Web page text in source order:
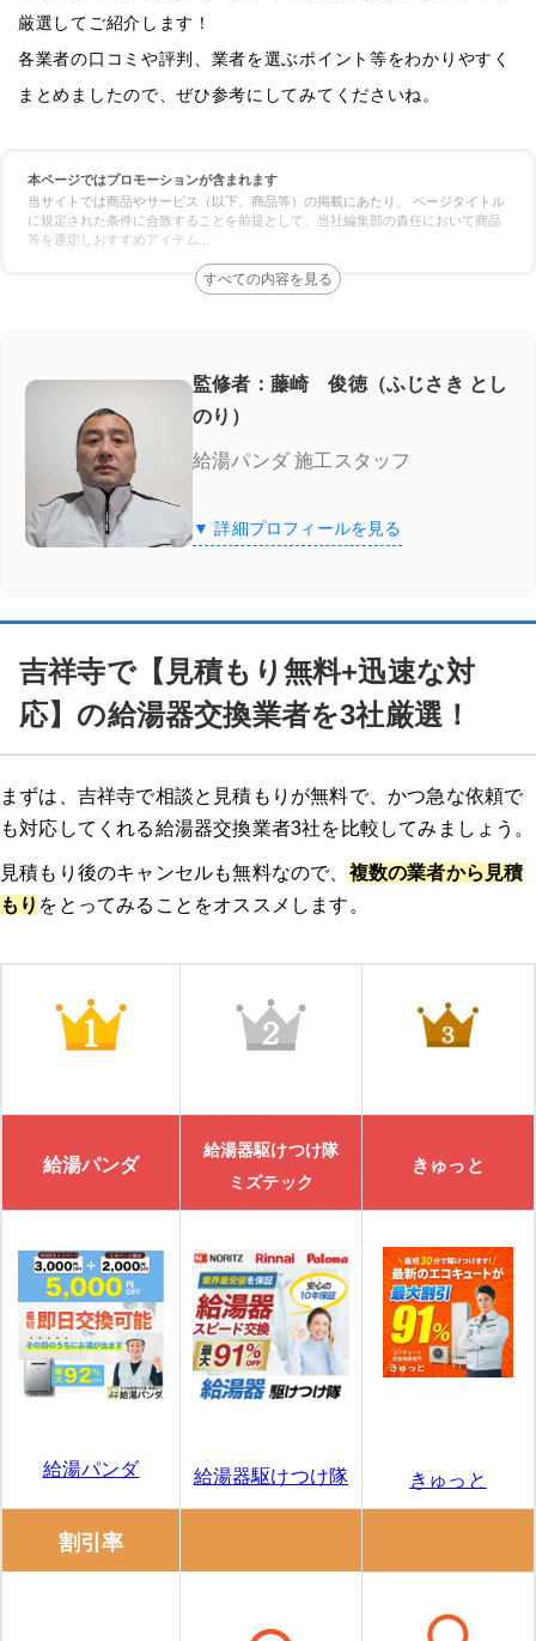
厳選してご紹介します！
各業者の口コミや評判、業者を選ぶポイント等をわかりやすく
まとめましたので、ぜひ参考にしてみてくださいね。
本ページではプロモーションが含まれます
当サイトでは商品やサービス（以下、商品等）の掲載にあたり、 ページタイトル
に規定された条件に合致することを前提として、当社編集部の責任において商品
等を選定しおすすめアイテム
監修者：藤崎 俊徳（ふじさき とし
のり）
給湯パンダ 施工スタッフ
▼ 詳細プロフィールを見る
吉祥寺で【見積もり無料+迅速な対
応】の給湯器交換業者を3社厳選！
まずは、吉祥寺で相談と見積もりが無料で、かつ急な依頼で
も対応してくれる給湯器交換業者3社を比較してみましょう。
見積もり後のキャンセルも無料なので、 複数の業者から見積
もり をとってみることをオススメします。
給湯パンダ
給湯器駆けつけ隊
ミズテック
きゅっと
給湯パンダ 給湯器駆けつけ隊 きゅっと
割引率